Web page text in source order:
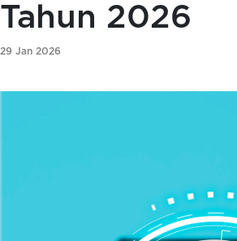
Tahun 2026
29 Jan 2026